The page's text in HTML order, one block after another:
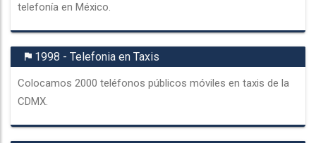
telefonía en México.
1998 - Telefonia en Taxis
Colocamos 2000 teléfonos públicos móviles en taxis de la
CDMX.